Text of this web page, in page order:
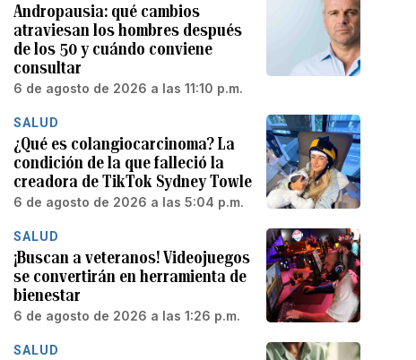
Andropausia: qué cambios
atraviesan los hombres después
de los 50 y cuándo conviene
consultar
6 de agosto de 2026 a las 11:10 p.m.
SALUD
¿Qué es colangiocarcinoma? La
condición de la que falleció la
creadora de TikTok Sydney Towle
6 de agosto de 2026 a las 5:04 p.m.
SALUD
¡Buscan a veteranos! Videojuegos
se convertirán en herramienta de
bienestar
6 de agosto de 2026 a las 1:26 p.m.
SALUD